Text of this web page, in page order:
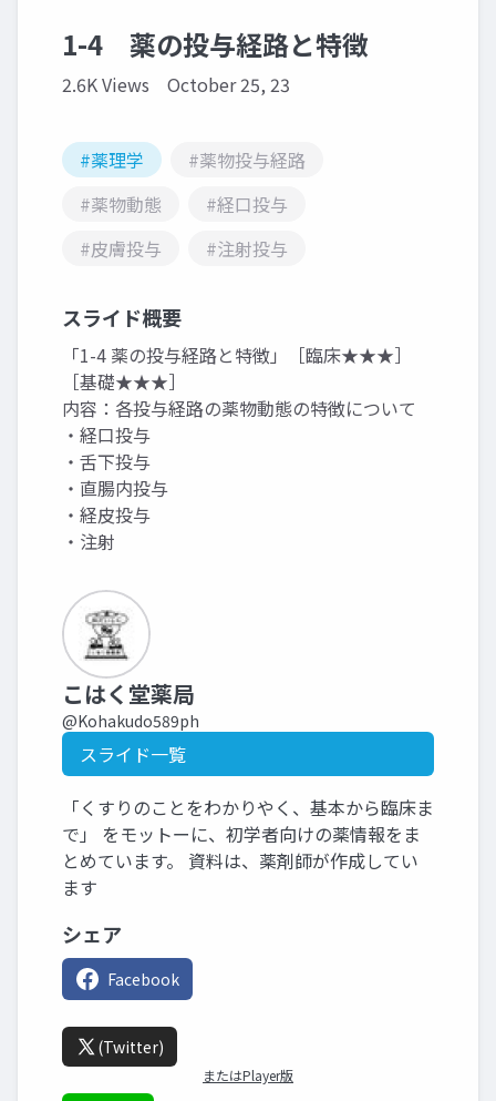
1-4 薬の投与経路と特徴
2.6K Views October 25, 23
#薬理学
#薬物投与経路
#薬物動態
#経口投与
#皮膚投与
#注射投与
スライド概要
「1-4 薬の投与経路と特徴」［臨床★★★］
［基礎★★★］
内容：各投与経路の薬物動態の特徴について
・経口投与
・舌下投与
・直腸内投与
・経皮投与
・注射
こはく堂薬局
@Kohakudo589ph
スライド一覧
「くすりのことをわかりやく、基本から臨床ま
で」 をモットーに、初学者向けの薬情報をま
とめています。 資料は、薬剤師が作成してい
ます
シェア
Facebook
(Twitter)
またはPlayer版